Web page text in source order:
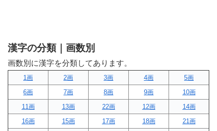
漢字の分類｜画数別
画数別に漢字を分類してあります。
1画 2画 3画 4画
5画
6画
7画 8画 9画
10画
11画
13画 22画 12画
14画
16画
15画 17画 18画
21画